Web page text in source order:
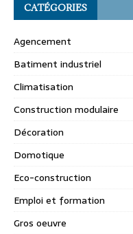
CATÉGORIES
Agencement
Batiment industriel
Climatisation
Construction modulaire
Décoration
Domotique
Eco-construction
Emploi et formation
Gros oeuvre